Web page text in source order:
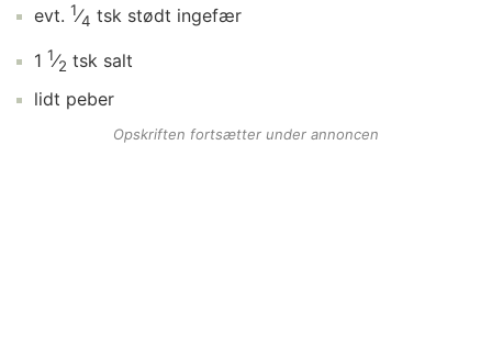
evt. 1⁄4 tsk stødt ingefær
1 1⁄2 tsk salt
lidt peber
Opskriften fortsætter under annoncen